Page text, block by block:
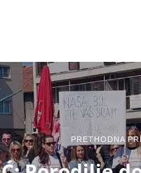
PRETHODNA